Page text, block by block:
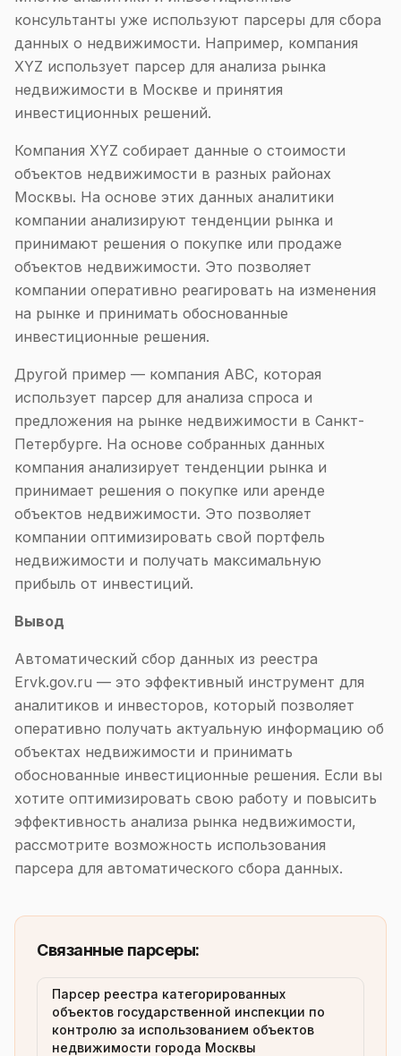
консультанты уже используют парсеры для сбора
данных о недвижимости. Например, компания
XYZ использует парсер для анализа рынка
недвижимости в Москве и принятия
инвестиционных решений.
Компания XYZ собирает данные о стоимости
объектов недвижимости в разных районах
Москвы. На основе этих данных аналитики
компании анализируют тенденции рынка и
принимают решения о покупке или продаже
объектов недвижимости. Это позволяет
компании оперативно реагировать на изменения
на рынке и принимать обоснованные
инвестиционные решения.
Другой пример — компания ABC, которая
использует парсер для анализа спроса и
предложения на рынке недвижимости в Санкт-
Петербурге. На основе собранных данных
компания анализирует тенденции рынка и
принимает решения о покупке или аренде
объектов недвижимости. Это позволяет
компании оптимизировать свой портфель
недвижимости и получать максимальную
прибыль от инвестиций.
Вывод
Автоматический сбор данных из реестра
Ervk.gov.ru — это эффективный инструмент для
аналитиков и инвесторов, который позволяет
оперативно получать актуальную информацию об
объектах недвижимости и принимать
обоснованные инвестиционные решения. Если вы
хотите оптимизировать свою работу и повысить
эффективность анализа рынка недвижимости,
рассмотрите возможность использования
парсера для автоматического сбора данных.
Связанные парсеры:
Парсер реестра категорированных
объектов государственной инспекции по
контролю за использованием объектов
недвижимости города Москвы